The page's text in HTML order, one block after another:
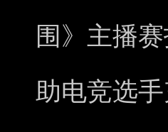
围》主播
助电竞选